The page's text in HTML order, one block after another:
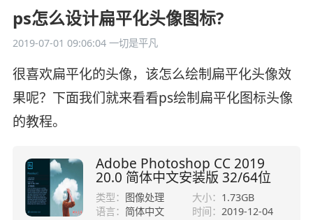
ps怎么设计扁平化头像图标?
2019-07-01 09:06:04一切是平凡
很喜欢扁平化的头像，该怎么绘制扁平化头像效
果呢？下面我们就来看看ps绘制扁平化图标头像
的教程。
Adobe Photoshop CC 2019
20.0 简体中文安装版 32/64位
类型： 图像处理 大小： 1.73GB
语言： 简体中文 时间： 2019-12-04